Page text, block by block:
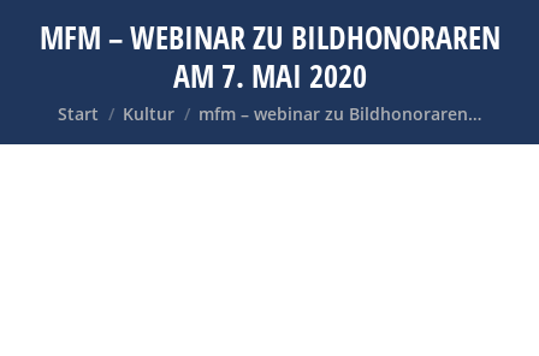
MFM – WEBINAR ZU BILDHONORAREN
AM 7. MAI 2020
Sie befinden sich hier:
Start Kultur mfm – webinar zu Bildhonoraren…